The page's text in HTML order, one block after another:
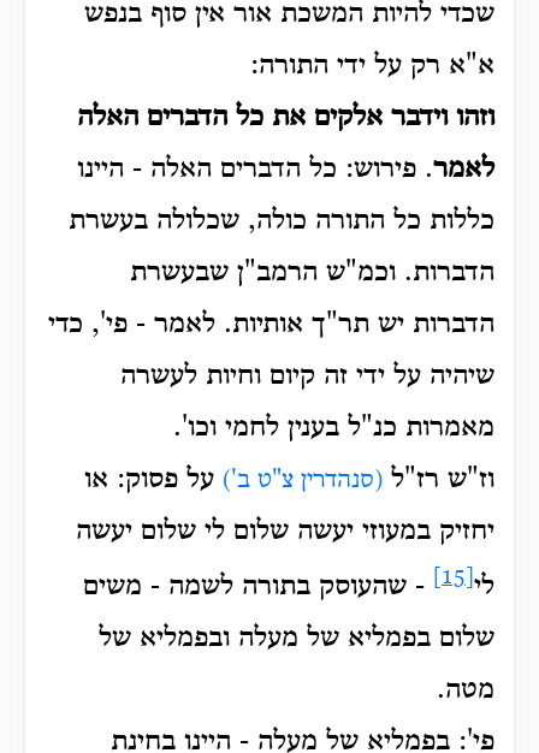
שכדי להיות המשכת אור אין סוף בנפש
א"א רק על ידי התורה:
וזהו וידבר אלקים את כל הדברים האלה
לאמר. פירוש: כל הדברים האלה - היינו
כללות כל התורה כולה, שכלולה בעשרת
הדברות. וכמ"ש הרמב"ן שבעשרת
הדברות יש תר"ך אותיות. לאמר - פי', כדי
שיהיה על ידי זה קיום וחיות לעשרה
מאמרות כנ"ל בענין לחמי וכו'.
וז"ש רז"ל (סנהדרין צ"ט ב') על פסוק: או
יחזיק במעוזי יעשה שלום לי שלום יעשה
לי
- שהעוסק בתורה לשמה - משים
שלום בפמליא של מעלה ובפמליא של
מטה.
פי': בפמליא של מעלה - היינו בחינת